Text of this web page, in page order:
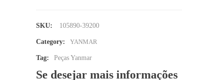
SKU: 105890-39200
Category: YANMAR
Tag: Peças Yanmar
Se desejar mais informações